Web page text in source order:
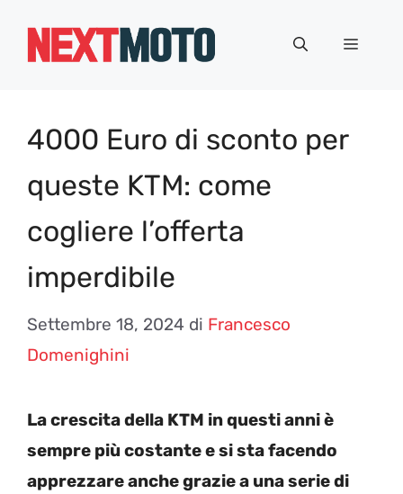
Menu
4000 Euro di sconto per
queste KTM: come
cogliere l’offerta
imperdibile
Settembre 18, 2024 di Francesco
Domenighini
La crescita della KTM in questi anni è
sempre più costante e si sta facendo
apprezzare anche grazie a una serie di